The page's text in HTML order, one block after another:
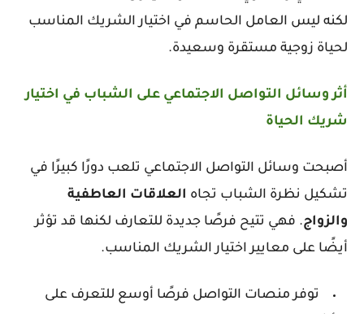
لكنه ليس العامل الحاسم في اختيار الشريك المناسب
لحياة زوجية مستقرة وسعيدة.
أثر وسائل التواصل الاجتماعي على الشباب في اختيار
شريك الحياة
أصبحت وسائل التواصل الاجتماعي تلعب دورًا كبيرًا في
تشكيل نظرة الشباب تجاه العلاقات العاطفية
والزواج. فهي تتيح فرصًا جديدة للتعارف لكنها قد تؤثر
أيضًا على معايير اختيار الشريك المناسب.
توفر منصات التواصل فرصًا أوسع للتعرف على